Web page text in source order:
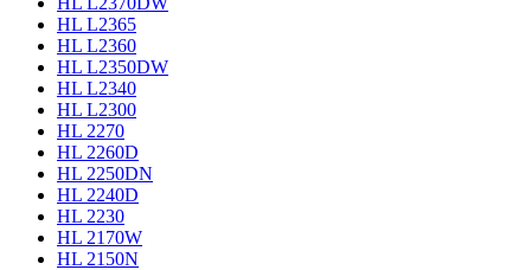
HL L2365
HL L2360
HL L2350DW
HL L2340
HL L2300
HL 2270
HL 2260D
HL 2250DN
HL 2240D
HL 2230
HL 2170W
HL 2150N